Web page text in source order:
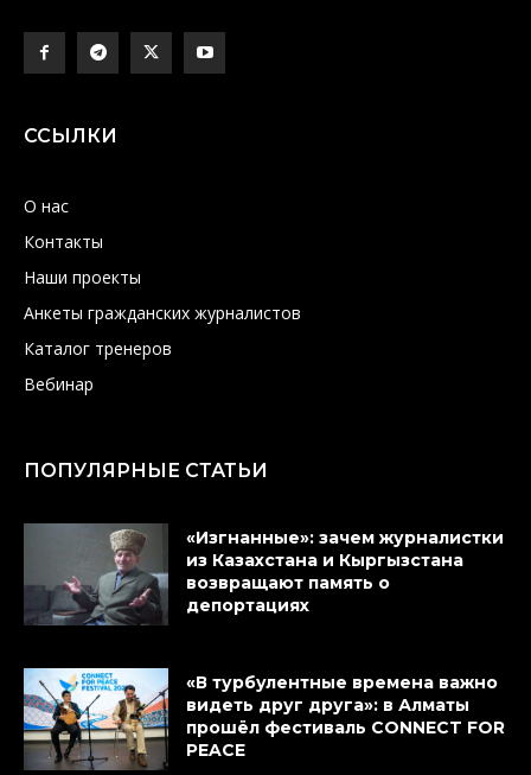
ССЫЛКИ
О нас
Контакты
Наши проекты
Анкеты гражданских журналистов
Каталог тренеров
Вебинар
ПОПУЛЯРНЫЕ СТАТЬИ
«Изгнанные»: зачем журналистки
из Казахстана и Кыргызстана
возвращают память о
депортациях
«В турбулентные времена важно
видеть друг друга»: в Алматы
прошёл фестиваль CONNECT FOR
PEACE